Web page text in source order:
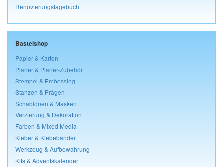
Renovierungstagebuch
Bastelshop
Papier & Karton
Planer & Planer-Zubehör
Stempel & Embossing
Stanzen & Prägen
Schablonen & Masken
Verzierung & Dekoration
Farben & Mixed Media
Kleber & Klebebänder
Werkzeug & Aufbewahrung
Kits & Adventskalender